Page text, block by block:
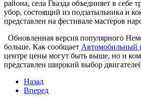
района, села Гвазда объединяет в
убор, состоящий из подзатыльника и
представлен на фестивале мастеров
Обновленная версия популярного
больше. Как сообщает Автомобильный
центре цены могут быть выше, но и
представлен широкий выбор
Назад
Вперед